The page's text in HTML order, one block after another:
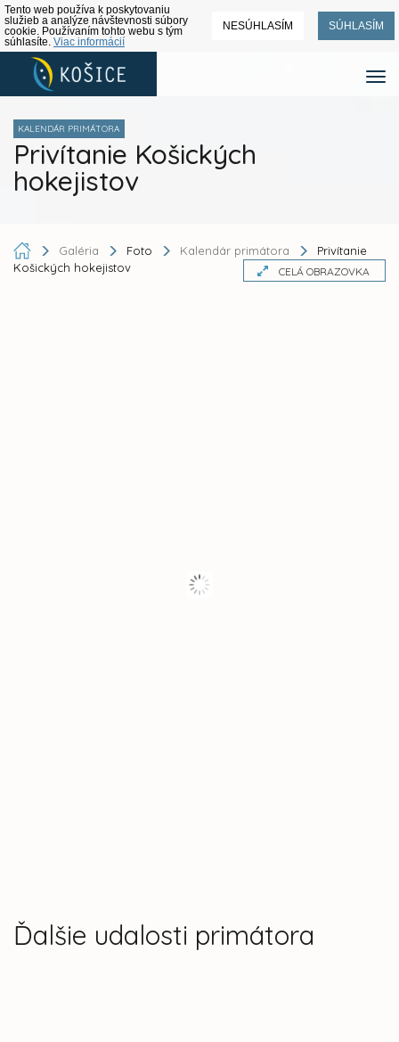
Tento web používa k poskytovaniu
služieb a analýze návštevnosti súbory
cookie. Používaním tohto webu s tým
súhlasíte. Viac informácií
NESÚHLASÍM SÚHLASÍM
KALENDÁR PRIMÁTORA
Privítanie Košických
hokejistov
Galéria Foto Kalendár primátora
Privítanie
Košických hokejistov
CELÁ OBRAZOVKA
Ďalšie udalosti primátora